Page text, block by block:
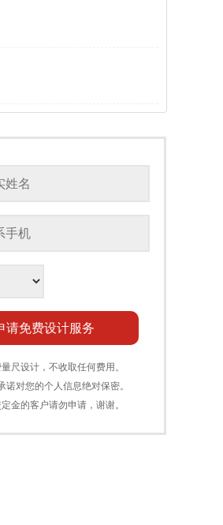
尺设计，不收取任何费用。
诺对您的个人信息绝对保密。
金的客户请勿申请，谢谢。